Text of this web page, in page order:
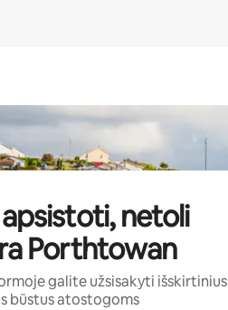
netoli
Porthtowan
galite užsisakyti išskirtinius
būstus atostogoms